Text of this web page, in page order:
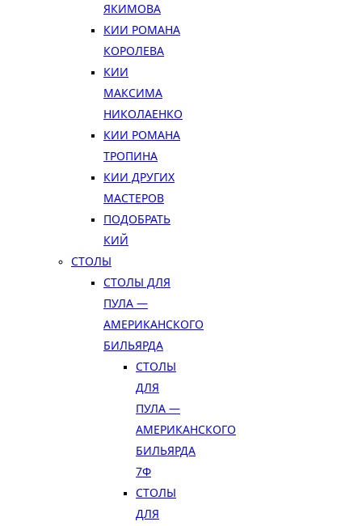
ЯКИМОВА
КИИ РОМАНА
КОРОЛЕВА
КИИ
МАКСИМА
НИКОЛАЕНКО
КИИ РОМАНА
ТРОПИНА
КИИ ДРУГИХ
МАСТЕРОВ
ПОДОБРАТЬ
КИЙ
СТОЛЫ
СТОЛЫ ДЛЯ
ПУЛА —
АМЕРИКАНСКОГО
БИЛЬЯРДА
СТОЛЫ
ДЛЯ
ПУЛА —
АМЕРИКАНСКОГО
БИЛЬЯРДА
7Ф
СТОЛЫ
ДЛЯ